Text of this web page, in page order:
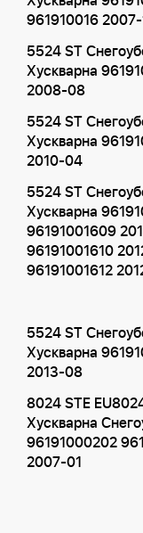
961910016
5524 ST
Хускварна
2008-08
5524 ST
Хускварна
2010-04
5524 ST
Хускварна
96191001609
96191001610
96191001612
5524 ST
Хускварна
2013-08
8024 STE
Хускварна
96191000202
2007-01